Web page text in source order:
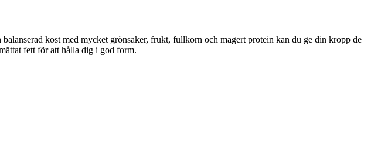
kost med mycket grönsaker, frukt, fullkorn och magert protein kan du ge din kropp de
fett för att hålla dig i god form.